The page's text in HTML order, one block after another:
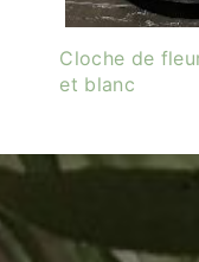
Cloche de
et blanc